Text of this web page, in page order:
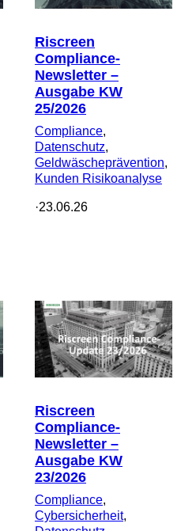
Riscreen
Compliance-
Newsletter –
Ausgabe KW
25/2026
Compliance
Datenschutz
Geldwäscheprävention
Kunden Risikoanalyse
·23.06.26
Riscreen
Compliance-
Newsletter –
Ausgabe KW
23/2026
Compliance
Cybersicherheit